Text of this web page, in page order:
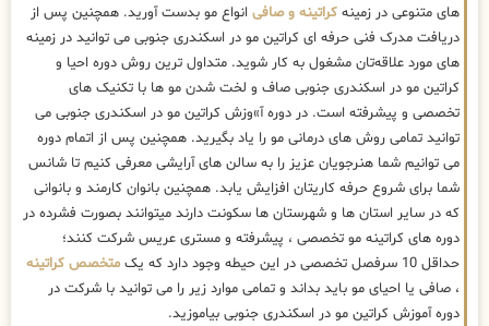
های متنوعی در زمینه کراتینه و صافی انواع مو بدست آورید. همچنین پس از
دریافت مدرک فنی حرفه ای کراتین مو در اسکندری جنوبی می توانید در زمینه
های مورد علاقه‌تان مشغول به کار شوید. متداول ترین روش دوره احیا و
کراتین مو در اسکندری جنوبی صاف و لخت شدن مو ها با تکنیک های
تخصصی و پیشرفته است. در دوره آ»وزش کراتین مو در اسکندری جنوبی می
توانید تمامی روش های درمانی مو را یاد بگیرید. همچنین پس از اتمام دوره
می توانیم شما هنرجویان عزیز را به سالن های آرایشی معرفی کنیم تا شانس
شما برای شروع حرفه کاریتان افزایش یابد. همچنین بانوان کارمند و بانوانی
که در سایر استان ها و شهرستان ها سکونت دارند میتوانند بصورت فشرده در
دوره های کراتینه مو تخصصی ، پیشرفته و مستری عریس شرکت کنند؛
حداقل 10 سرفصل تخصصی در این حیطه وجود دارد که یک
متخصص کراتینه
، صافی یا احیای مو باید بداند و تمامی موارد زیر را می توانید با شرکت در
دوره آموزش کراتین مو در اسکندری جنوبی بیاموزید.